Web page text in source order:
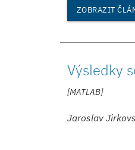
ZOBRAZIT
Výsledky
[MATLAB]
Jaroslav